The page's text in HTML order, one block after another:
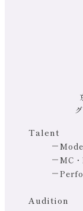
Talent
MC
Audition